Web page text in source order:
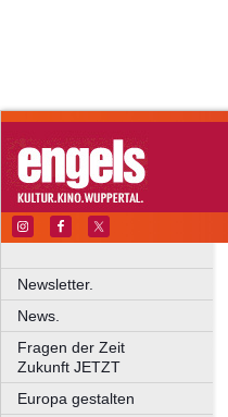
Newsletter.
News.
Fragen der Zeit
Zukunft JETZT
Europa gestalten